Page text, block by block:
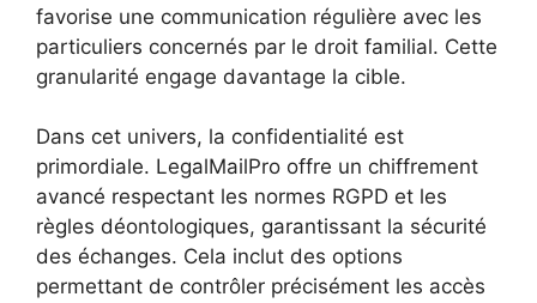
favorise une communication régulière avec les
particuliers concernés par le droit familial. Cette
granularité engage davantage la cible.
Dans cet univers, la confidentialité est
primordiale. LegalMailPro offre un chiffrement
avancé respectant les normes RGPD et les
règles déontologiques, garantissant la sécurité
des échanges. Cela inclut des options
permettant de contrôler précisément les accès